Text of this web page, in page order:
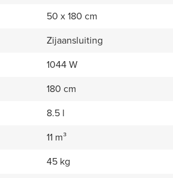
50 x 180 cm
Zijaansluiting
1044 W
180 cm
8.5 l
11 m³
45 kg